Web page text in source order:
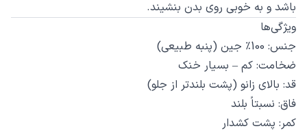
باشد و به خوبی روی بدن بنشیند.
ویژگی‌ها
جنس: 100٪ جین (پنبه طبیعی)
ضخامت: کم – بسیار خنک
قد: بالای زانو (پشت بلندتر از جلو)
فاق: نسبتاً بلند
کمر: پشت کشدار